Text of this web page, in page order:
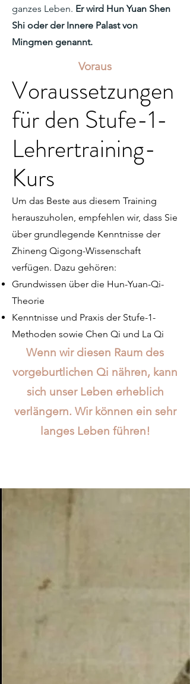
ganzes Leben. Er wird Hun Yuan Shen
Shi oder der Innere Palast von
Mingmen genannt.
Voraus
Voraussetzungen
für den Stufe-1-
Lehrertraining-
Kurs
Um das Beste aus diesem Training
herauszuholen, empfehlen wir, dass Sie
über grundlegende Kenntnisse der
Zhineng Qigong-Wissenschaft
verfügen. Dazu gehören:
Grundwissen über die Hun-Yuan-Qi-
Theorie
Kenntnisse und Praxis der Stufe-1-
Methoden sowie Chen Qi und La Qi
Wenn wir diesen Raum des
vorgeburtlichen Qi nähren, kann
sich unser Leben erheblich
verlängern. Wir können ein sehr
langes Leben führen!